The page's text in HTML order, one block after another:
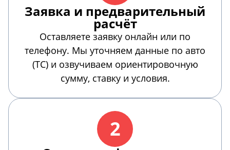
Заявка и предварительный
расчёт
Оставляете заявку онлайн или по
телефону. Мы уточняем данные по авто
(ТС) и озвучиваем ориентировочную
сумму, ставку и условия.
2